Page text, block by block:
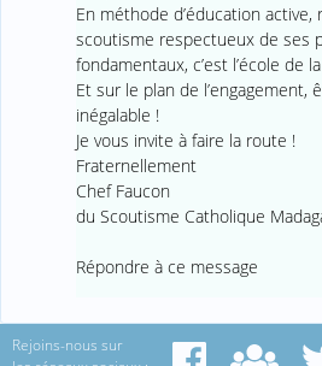
En méthode d’éducation active,
scoutisme respectueux de ses
fondamentaux, c’est l’école de
Et sur le plan de l’engagement,
inégalable !
Je vous invite à faire la route !
Fraternellement
Chef Faucon
du Scoutisme Catholique
Répondre à ce message
Rejoins-nous sur